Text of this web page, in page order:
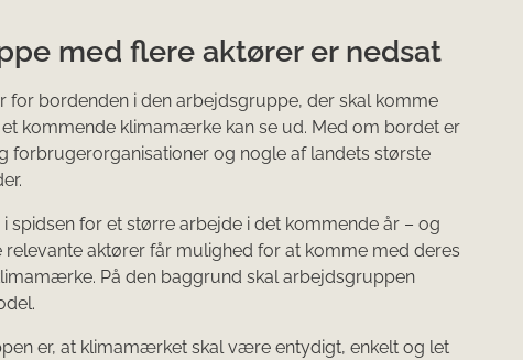
med flere aktører er nedsat
for bordenden i den arbejdsgruppe, der skal komme
kommende klimamærke kan se ud. Med om bordet er
forbrugerorganisationer og nogle af landets største
spidsen for et større arbejde i det kommende år – og
relevante aktører får mulighed for at komme med deres
På den baggrund skal arbejdsgruppen
er, at klimamærket skal være entydigt, enkelt og let